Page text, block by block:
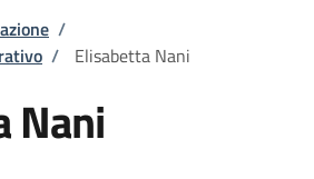
/
/ Elisabetta Nani
Nani